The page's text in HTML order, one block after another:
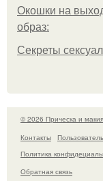
Окошки на
образ:
Секреты
© 2026 Прическа и
Контакты
Политика
Обратная связь